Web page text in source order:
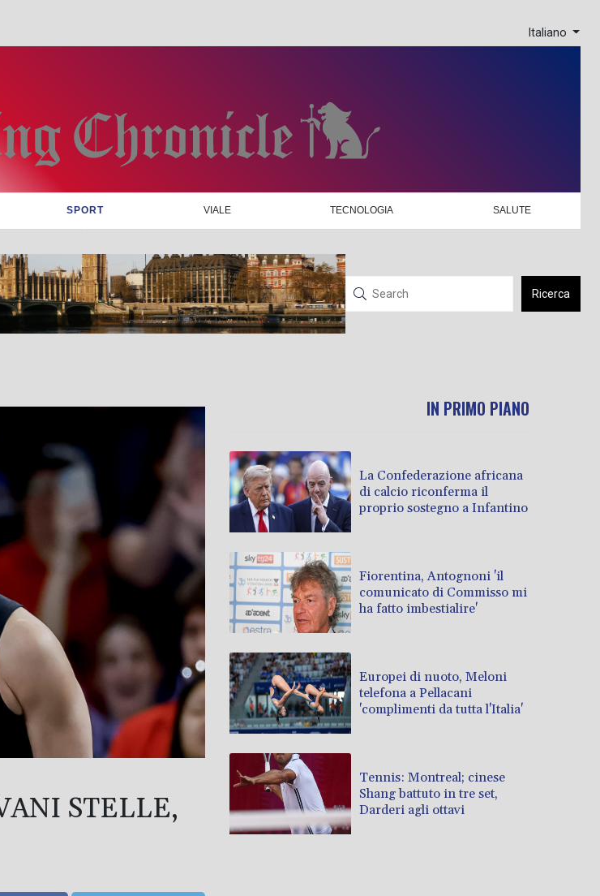
Italiano
SPORT VIALE TECNOLOGIA SALUTE
Ricerca
STELLE,
IN PRIMO PIANO
La Confederazione africana
di calcio riconferma il
proprio sostegno a Infantino
Fiorentina, Antognoni 'il
comunicato di Commisso mi
ha fatto imbestialire'
Europei di nuoto, Meloni
telefona a Pellacani
'complimenti da tutta l'Italia'
Tennis: Montreal; cinese
Shang battuto in tre set,
Darderi agli ottavi